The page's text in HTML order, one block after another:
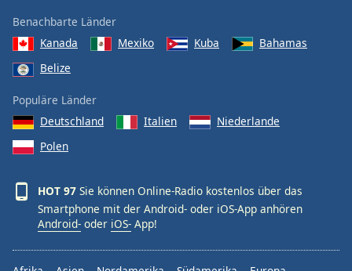
Done
Close
Dialog
dialog
window.
Benachbarte Länder
Kanada
Mexiko Kuba
Bahamas
Belize
Populäre Länder
Deutschland
Italien
Niederlande
Polen
HOT 97 Sie können Online-Radio kostenlos über das
Smartphone mit der Android- oder iOS-App anhören
Android- oder iOS- App!